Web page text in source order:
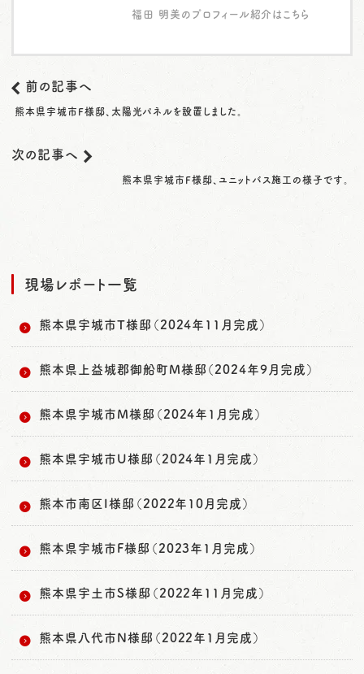
福田 明美のプロフィール紹介はこちら
前の記事へ
熊本県宇城市F様邸、太陽光パネルを設置しました。
次の記事へ
熊本県宇城市F様邸、ユニットバス施工の様子です。
現場レポート一覧
熊本県宇城市T様邸（2024年11月完成）
熊本県上益城郡御船町M様邸（2024年9月完成）
熊本県宇城市M様邸（2024年1月完成）
熊本県宇城市U様邸（2024年1月完成）
熊本市南区I様邸（2022年10月完成）
熊本県宇城市F様邸（2023年1月完成）
熊本県宇土市S様邸（2022年11月完成）
熊本県八代市N様邸（2022年1月完成）